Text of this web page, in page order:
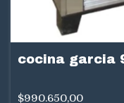
cocina garcia
$990.650,00